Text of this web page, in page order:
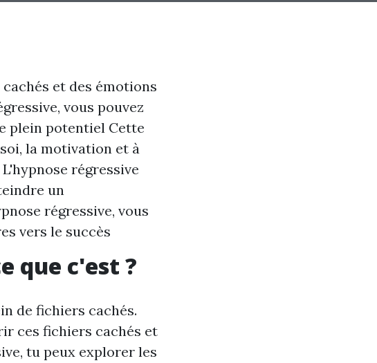
et des émotions
vous pouvez
plein potentiel Cette
la motivation et à
régressive
un
régressive, vous
vers le succès
que c'est ?
de fichiers cachés.
ces fichiers cachés et
tu peux explorer les